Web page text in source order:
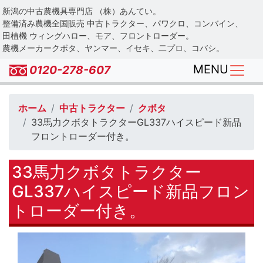
Skip
to
main
content
新潟の中古農機具専門店 （株）あんてい。
整備済み農機全国販売 中古トラクター、パワクロ、コンバイン、
田植機 ウィングハロー、モア、フロントローダー。
農機メーカークボタ、ヤンマー、イセキ、二プロ、コバシ。
0120-278-607 MENU
ホーム 中古トラクター
クボタ
33馬力クボタトラクターGL337ハイスピード新品
フロントローダー付き。
33馬力クボタトラクター
GL337ハイスピード新品フロン
トローダー付き。